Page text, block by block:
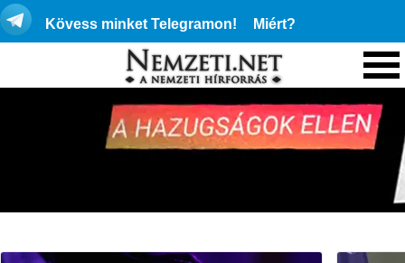
Kövess minket Telegramon! Miért?